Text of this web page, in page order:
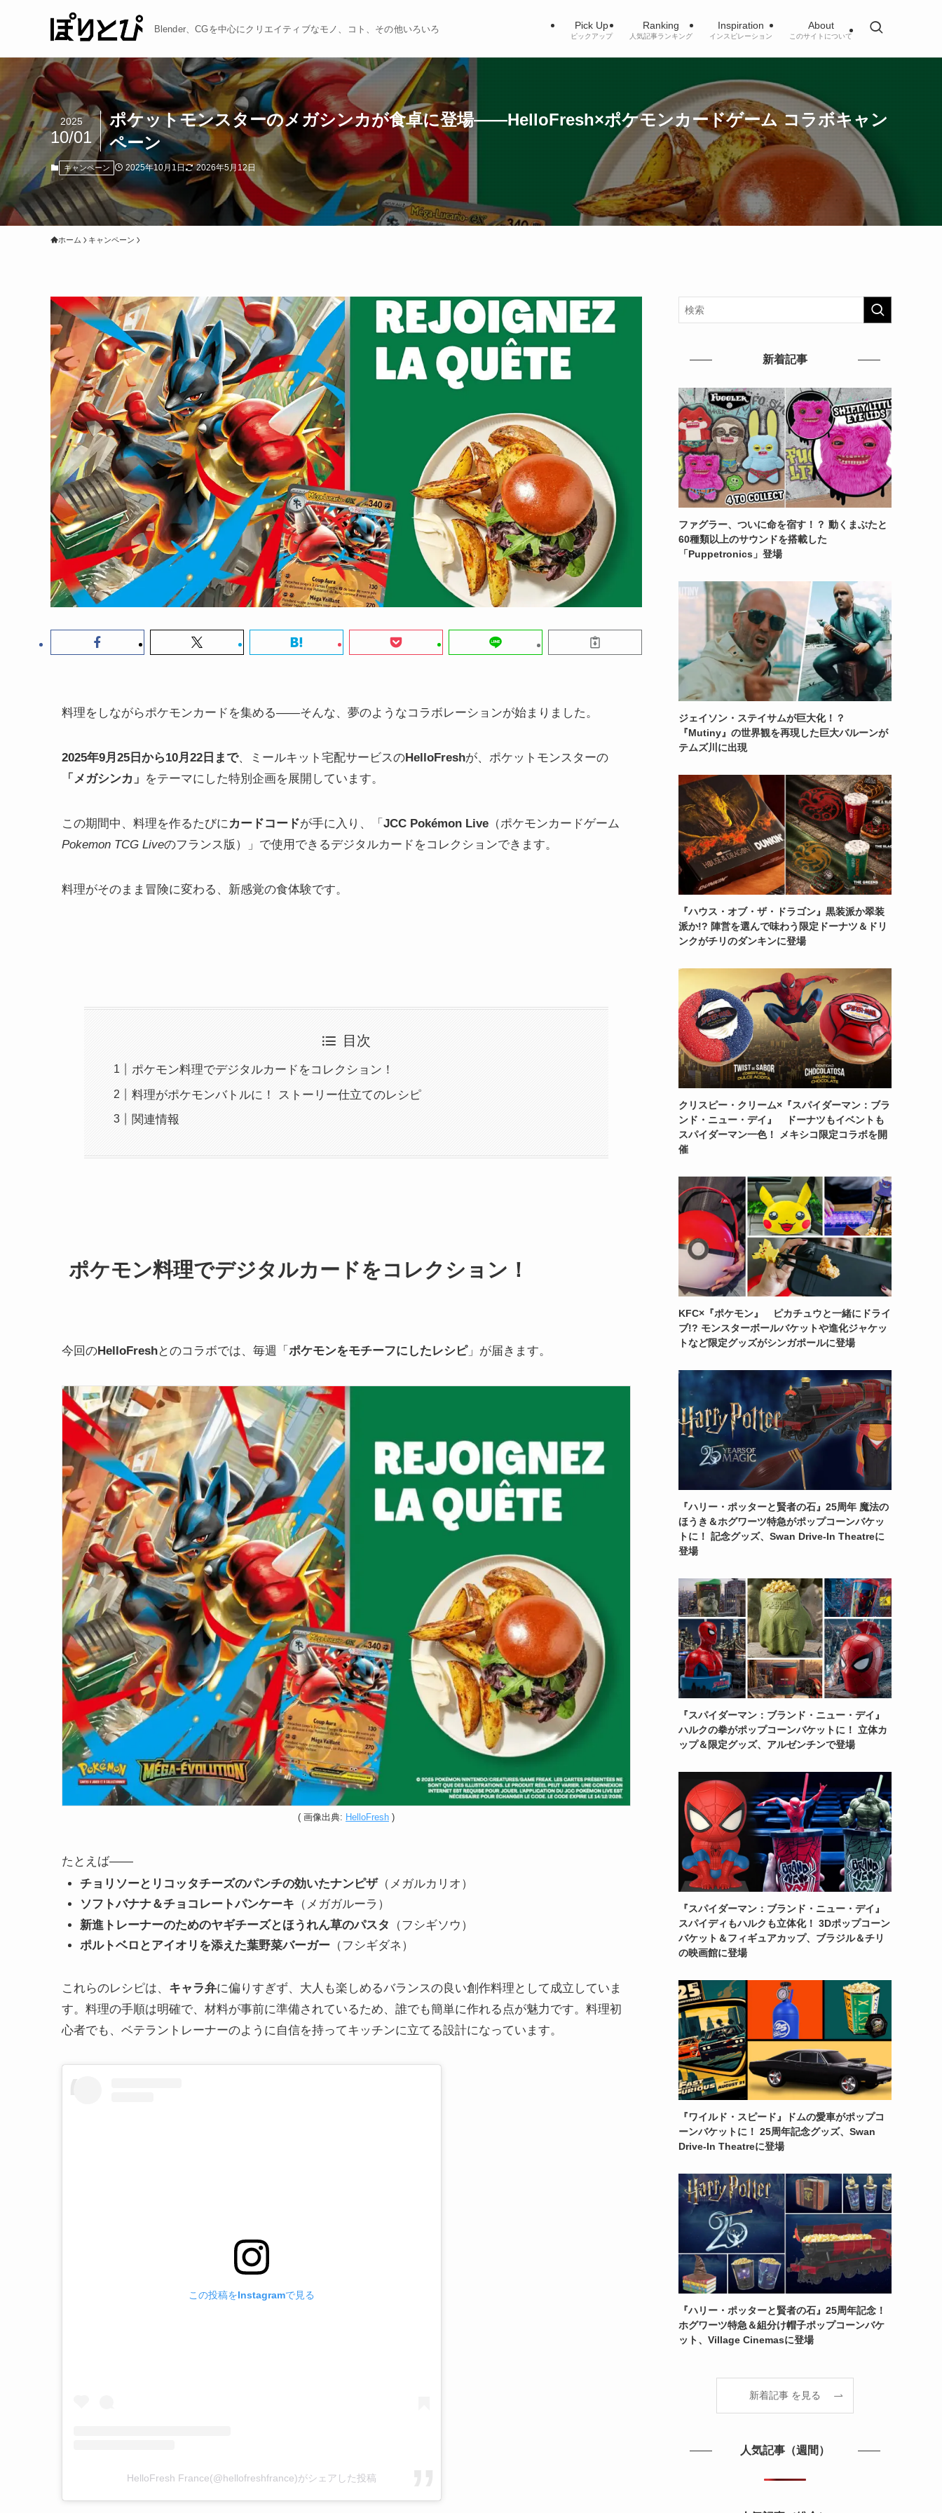
Blender、CGを中心にクリエイティブなモノ、コト、その他いろいろ Pick Up
ピックアップ
Ranking
人気記事ランキング
Inspiration
インスピレーション
About
このサイトについて
ポケットモンスターのメガシンカが食卓に登場——HelloFresh×ポケモンカードゲーム コラボキャン
ペーン
2025
10/01
キャンペーン 2025年10月1日 2026年5月12日
ホーム キャンペーン
料理をしながらポケモンカードを集める——そんな、夢のようなコラボレーションが始まりました。
2025年9月25日から10月22日まで、ミールキット宅配サービスのHelloFreshが、ポケットモンスターの
「メガシンカ」 をテーマにした特別企画を展開しています。
この期間中、料理を作るたびにカードコードが手に入り、「 JCC Pokémon Live （ポケモンカードゲーム
Pokemon TCG Liveのフランス版）」で使用できるデジタルカードをコレクションできます。
料理がそのまま冒険に変わる、新感覚の食体験です。
目次
ポケモン料理でデジタルカードをコレクション！
料理がポケモンバトルに！ ストーリー仕立てのレシピ
関連情報
ポケモン料理でデジタルカードをコレクション！
今回のHelloFreshとのコラボでは、毎週「 ポケモンをモチーフにしたレシピ」が届きます。
( 画像出典: HelloFresh )
たとえば——
チョリソーとリコッタチーズのパンチの効いたナンピザ（メガルカリオ）
ソフトバナナ＆チョコレートパンケーキ （メガガルーラ）
新進トレーナーのためのヤギチーズとほうれん草のパスタ （フシギソウ）
ポルトベロとアイオリを添えた葉野菜バーガー（フシギダネ）
これらのレシピは、 キャラ弁に偏りすぎず、大人も楽しめるバランスの良い創作料理として成立していま
す。料理の手順は明確で、材料が事前に準備されているため、誰でも簡単に作れる点が魅力です。料理初
心者でも、ベテラントレーナーのように自信を持ってキッチンに立てる設計になっています。
この投稿をInstagramで見る
HelloFresh France(@hellofreshfrance)がシェアした投稿
新着記事
ファグラー、ついに命を宿す！？ 動くまぶたと
60種類以上のサウンドを搭載した
「Puppetronics」登場
ジェイソン・ステイサムが巨大化！？
『Mutiny』の世界観を再現した巨大バルーンが
テムズ川に出現
『ハウス・オブ・ザ・ドラゴン』黒装派か翠装
派か!? 陣営を選んで味わう限定ドーナツ＆ドリ
ンクがチリのダンキンに登場
クリスピー・クリーム×『スパイダーマン：ブラ
ンド・ニュー・デイ』 ドーナツもイベントも
スパイダーマン一色！ メキシコ限定コラボを開
催
KFC×『ポケモン』 ピカチュウと一緒にドライ
ブ!? モンスターボールバケットや進化ジャケッ
トなど限定グッズがシンガポールに登場
『ハリー・ポッターと賢者の石』25周年 魔法の
ほうき＆ホグワーツ特急がポップコーンバケッ
トに！ 記念グッズ、Swan Drive-In Theatreに
登場
『スパイダーマン：ブランド・ニュー・デイ』
ハルクの拳がポップコーンバケットに！ 立体カ
ップ＆限定グッズ、アルゼンチンで登場
『スパイダーマン：ブランド・ニュー・デイ』
スパイディもハルクも立体化！ 3Dポップコーン
バケット＆フィギュアカップ、ブラジル＆チリ
の映画館に登場
『ワイルド・スピード』ドムの愛車がポップコ
ーンバケットに！ 25周年記念グッズ、Swan
Drive-In Theatreに登場
『ハリー・ポッターと賢者の石』25周年記念！
ホグワーツ特急＆組分け帽子ポップコーンバケ
ット、Village Cinemasに登場
新着記事 を見る
人気記事（週間）